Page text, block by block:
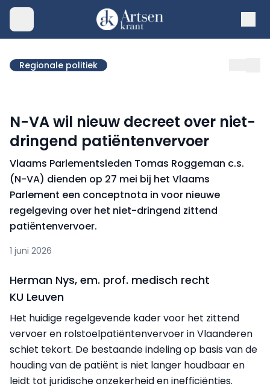
Regionale politiek
N-VA wil nieuw decreet over niet-
dringend patiëntenvervoer
Vlaams Parlementsleden Tomas Roggeman c.s.
(N-VA) dienden op 27 mei bij het Vlaams
Parlement een conceptnota in voor nieuwe
regelgeving over het niet-dringend zittend
patiëntenvervoer.
1 juni 2026
Herman Nys, em. prof. medisch recht
KU Leuven
Het huidige regelgevende kader voor het zittend
vervoer en rolstoelpatiëntenvervoer in Vlaanderen
schiet tekort. De bestaande indeling op basis van de
houding van de patiënt is niet langer houdbaar en
leidt tot juridische onzekerheid en inefficiënties.